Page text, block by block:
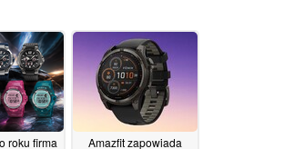
roku firma
Amazfit zapowiada